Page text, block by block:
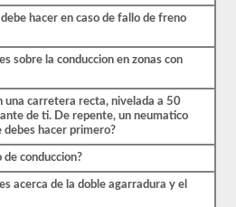
hacer en caso de fallo de freno
sobre la conduccion en zonas con
una carretera recta, nivelada a 50
de ti. De repente, un neumatico
debes hacer primero?
de conduccion?
acerca de la doble agarradura y el